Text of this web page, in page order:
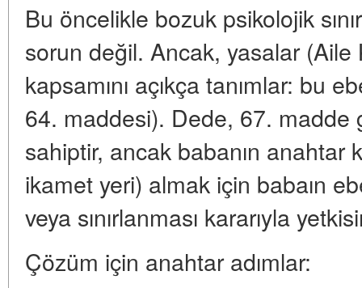
Bu öncelikle bozuk psikolojik
sorun değil. Ancak, yasalar
kapsamını açıkça tanımlar: bu
64. maddesi). Dede, 67. madde
sahiptir, ancak babanın anahtar
ikamet yeri) almak için babaın
veya sınırlanması kararıyla
Çözüm için anahtar adımlar: